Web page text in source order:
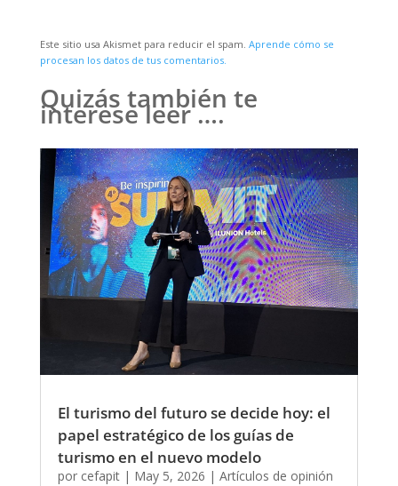
Este sitio usa Akismet para reducir el spam. Aprende cómo se
procesan los datos de tus comentarios.
Quizás también te
interese leer ….
El turismo del futuro se decide hoy: el
papel estratégico de los guías de
turismo en el nuevo modelo
por cefapit| May 5, 2026 | Artículos de opinión